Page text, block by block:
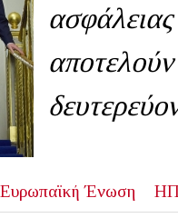
Ευρωπαϊκή Ένωση